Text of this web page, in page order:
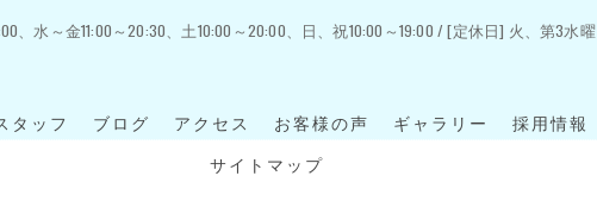
、水～金11:00～20:30、土10:00～20:00、日、祝10:00～19:00 / [定休日] 火、第3水曜
タッフ ブログ アクセス お客様の声 ギャラリー 採用情報
サイトマップ